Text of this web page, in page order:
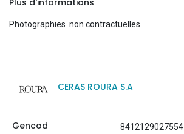
Plus d'informations
Photographies non contractuelles
CERAS ROURA S.A
Gencod 8412129027554